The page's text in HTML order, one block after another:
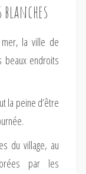
blanches
la ville de
beaux endroits
la peine d’être
du village, au
par les